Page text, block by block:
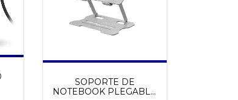
SOPORTE DE
NOTEBOOK PLEGABLE